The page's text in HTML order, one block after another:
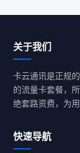
关于我们
卡云通讯是正规
的流量卡套餐，
绝套路资费，为
快速导航